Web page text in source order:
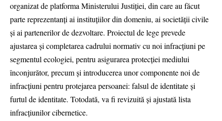
organizat de platforma Ministerului Justiției, din care au făcut
parte reprezentanți ai instituțiilor din domeniu, ai societății civile
și ai partenerilor de dezvoltare. Proiectul de lege prevede
ajustarea și completarea cadrului normativ cu noi infracțiuni pe
segmentul ecologiei, pentru asigurarea protecției mediului
înconjurător, precum și introducerea unor componente noi de
infracțiuni pentru protejarea persoanei: falsul de identitate și
furtul de identitate. Totodată, va fi revizuită și ajustată lista
infracțiunilor cibernetice.